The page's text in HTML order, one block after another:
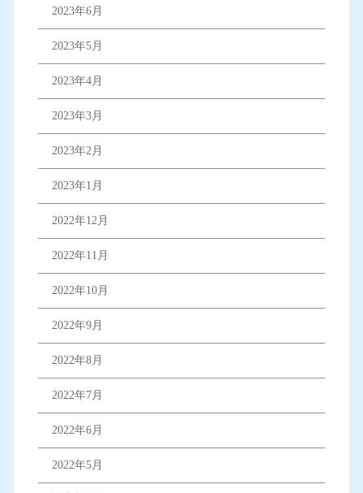
2023年6月
2023年5月
2023年4月
2023年3月
2023年2月
2023年1月
2022年12月
2022年11月
2022年10月
2022年9月
2022年8月
2022年7月
2022年6月
2022年5月